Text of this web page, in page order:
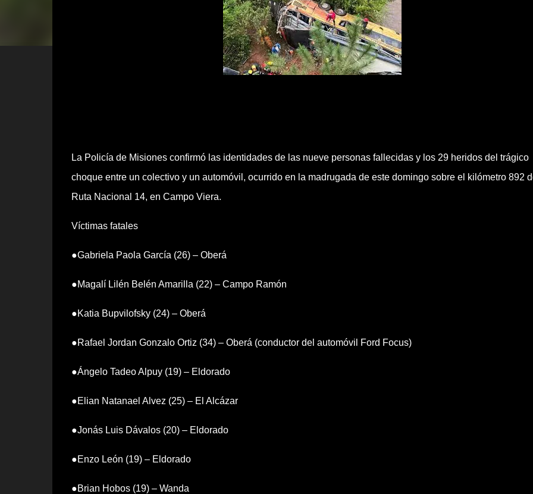
La Policía de Misiones confirmó las identidades de las nueve personas fallecidas y los 29 heridos del trágico
choque entre un colectivo y un automóvil, ocurrido en la madrugada de este domingo sobre el kilómetro 892
Ruta Nacional 14, en Campo Viera.
Víctimas fatales
●Gabriela Paola García (26) – Oberá
●Magalí Lilén Belén Amarilla (22) – Campo Ramón
●Katia Bupvilofsky (24) – Oberá
●Rafael Jordan Gonzalo Ortiz (34) – Oberá (conductor del automóvil Ford Focus)
●Ángelo Tadeo Alpuy (19) – Eldorado
●Elian Natanael Alvez (25) – El Alcázar
●Jonás Luis Dávalos (20) – Eldorado
●Enzo León (19) – Eldorado
●Brian Hobos (19) – Wanda